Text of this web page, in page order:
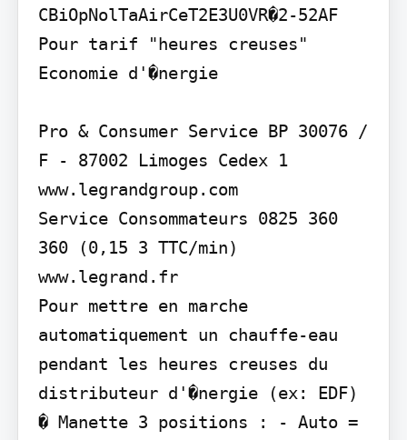
CBiOpNolTaAirCeT2E3U0VR�2-52AF
Pour tarif "heures creuses"
Economie d'�nergie
Pro & Consumer Service BP 30076 /
F - 87002 Limoges Cedex 1
www.legrandgroup.com
Service Consommateurs 0825 360
360 (0,15 3 TTC/min)
www.legrand.fr
Pour mettre en marche
automatiquement un chauffe-eau
pendant les heures creuses du
distributeur d'�nergie (ex: EDF)
� Manette 3 positions : - Auto =